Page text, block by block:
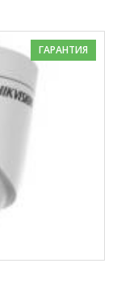
ГАРАНТИЯ